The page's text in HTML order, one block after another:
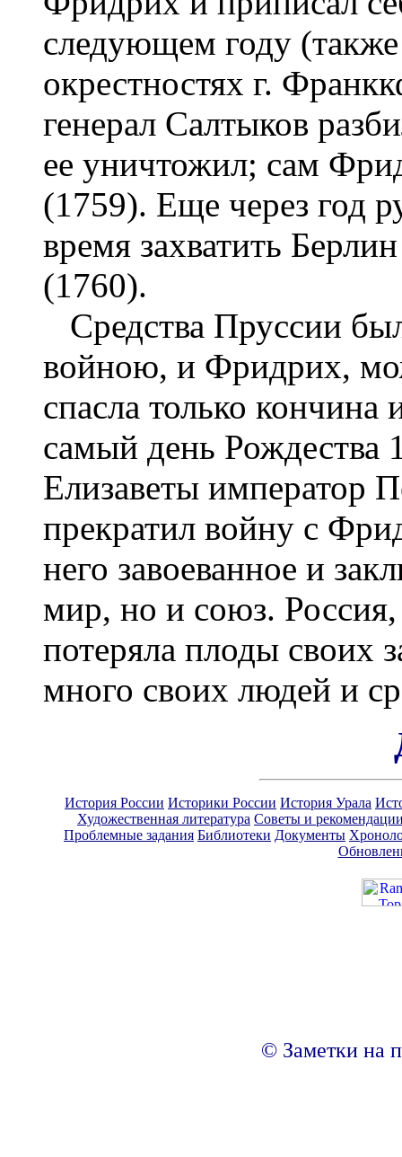
следующем году
окрестностях г.
генерал Салтыков
ее уничтожил; сам
(1759). Еще через год
время захватить
(1760).
Средства Пруссии
войною, и Фридрих,
спасла только
самый день Рождества
Елизаветы император
прекратил войну с
него завоеванное и
мир, но и союз.
потеряла плоды своих
много своих людей и
История России Историки России История Урала
Художественная литература Советы и
Проблемные задания Библиотеки Документы
© Заметки на